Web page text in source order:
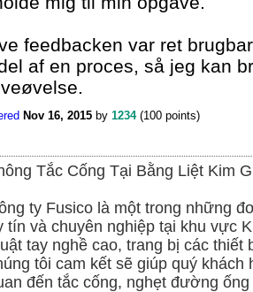
feedbacken var ret
af en proces, så jeg kan
Nov 16, 2015 by 1234 (100 points)
Tắc Cống Tại Bằng Liệt Kim
ty Fusico là một trong những
tín và chuyên nghiệp tại khu vực
tay nghề cao, trang bị các thiết
tôi cam kết sẽ giúp quý
đến tắc cống, nghẹt đường